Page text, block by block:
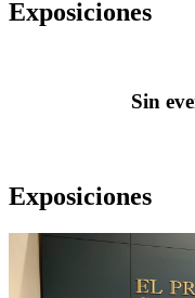
Exposiciones
Sin
Exposiciones